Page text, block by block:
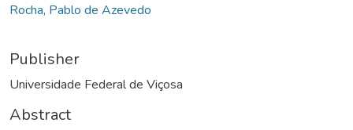
Rocha, Pablo de Azevedo
Publisher
Universidade Federal de Viçosa
Abstract